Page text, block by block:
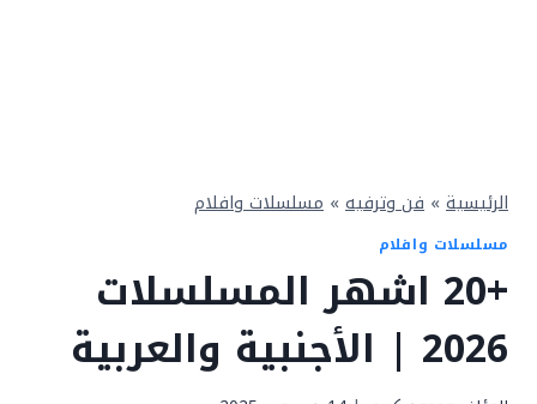
الرئيسية » فن وترفيه » مسلسلات وافلام
مسلسلات وافلام
+20 اشهر المسلسلات
2026 | الأجنبية والعربية